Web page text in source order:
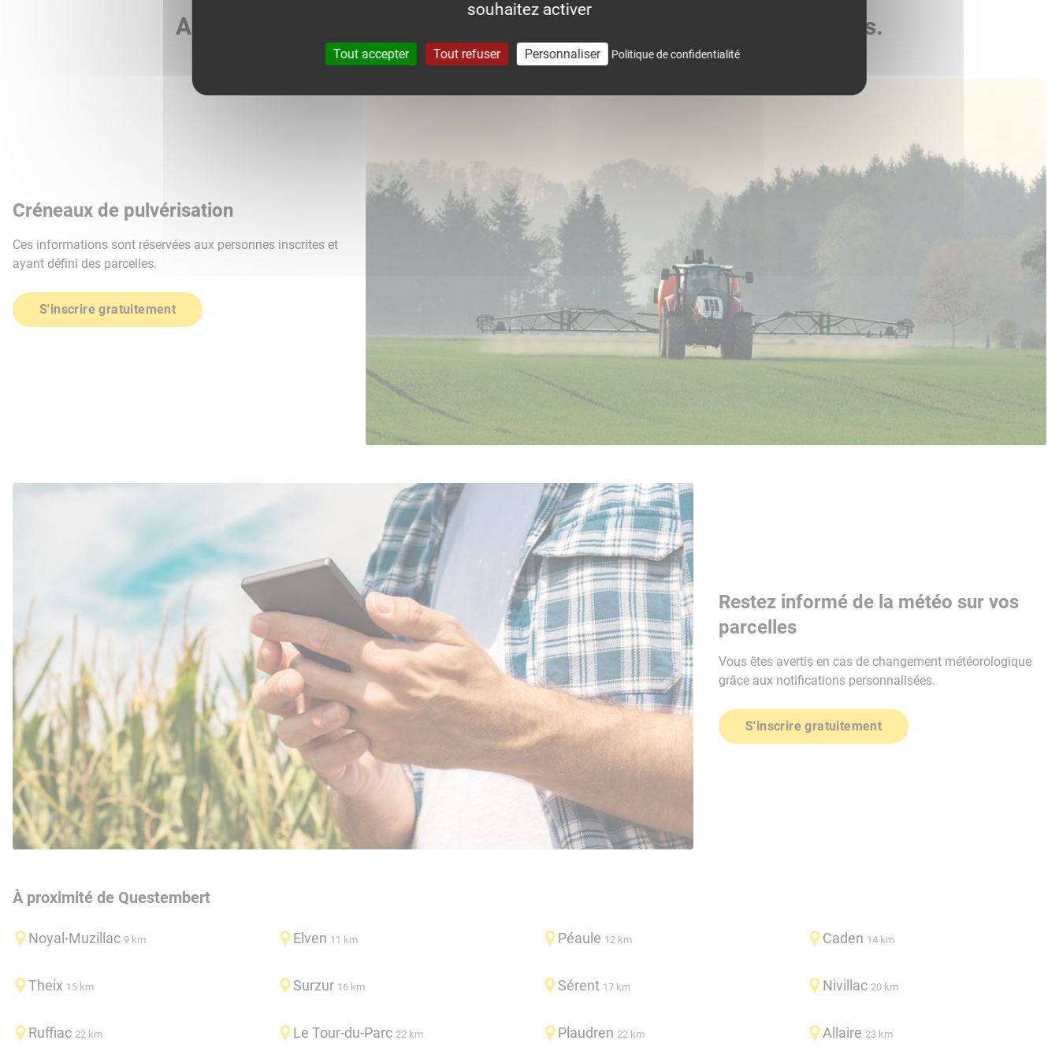
Agri météo vous accompagne dans le suivi météo de vos parcelles.
Créneaux de pulvérisation
Ces informations sont réservées aux personnes inscrites et
ayant défini des parcelles.
S'inscrire gratuitement
Restez informé de la météo sur vos
parcelles
Vous êtes avertis en cas de changement météorologique
grâce aux notifications personnalisées.
S'inscrire gratuitement
À proximité de Questembert
Noyal-Muzillac 9 km Elven 11 km Péaule 12 km Caden 14 km
Theix 15 km Surzur 16 km Sérent 17 km Nivillac 20 km
Ruffiac 22 km Le Tour-du-Parc 22 km Plaudren 22 km Allaire 23 km
souhaitez activer
Tout accepter Tout refuser Personnaliser Politique de confidentialité